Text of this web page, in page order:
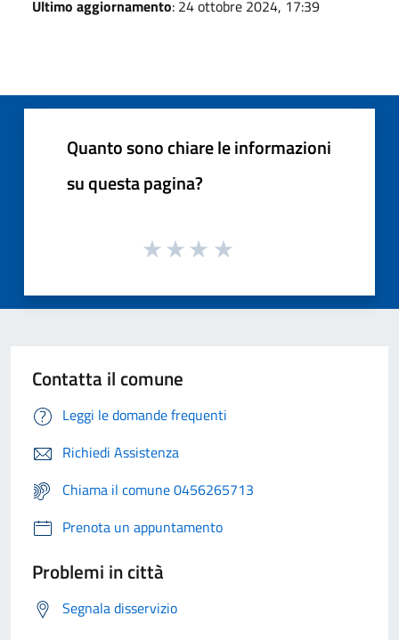
Ultimo aggiornamento: 24 ottobre 2024, 17:39
Quanto sono chiare le informazioni
su questa pagina?
Contatta il comune
Leggi le domande frequenti
Richiedi Assistenza
Chiama il comune 0456265713
Prenota un appuntamento
Problemi in città
Segnala disservizio